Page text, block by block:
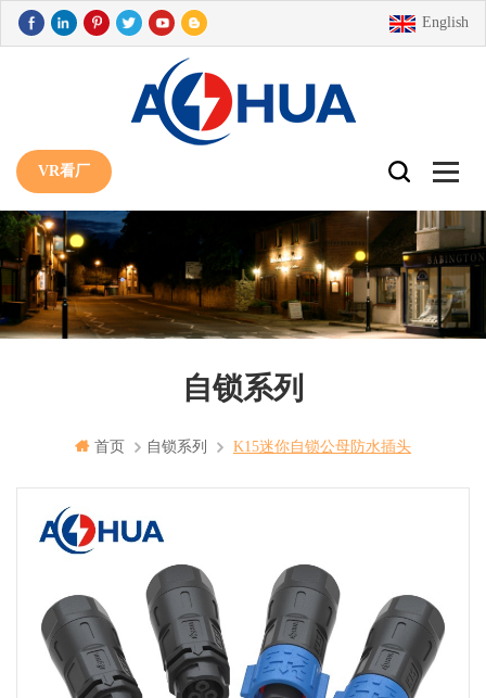
English
VR看厂
自锁系列
首页 自锁系列 K15迷你自锁公母防水插头